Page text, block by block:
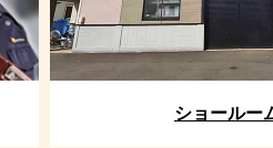
ショールー